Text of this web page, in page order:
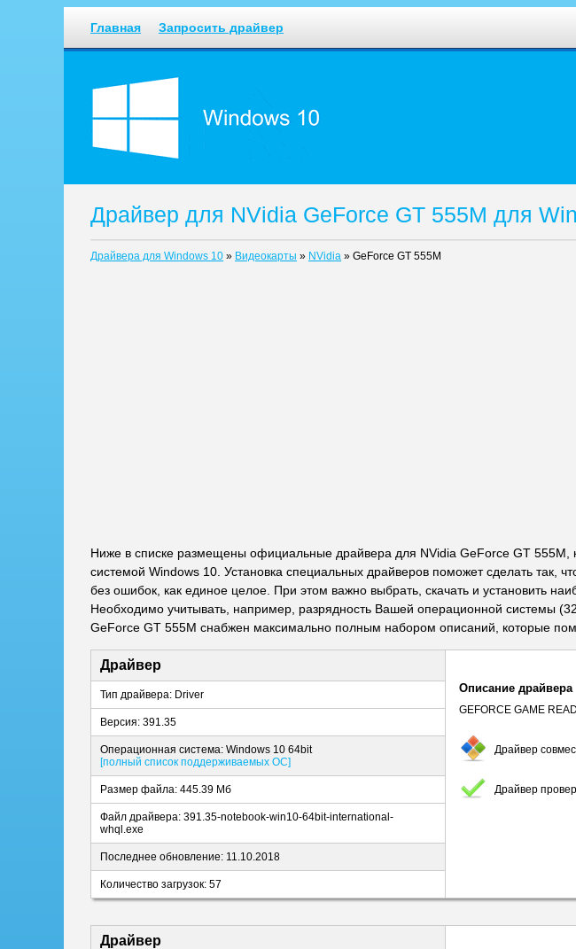
Главная Запросить драйвер
Драйвер для NVidia GeForce GT 555M для
Драйвера для Windows 10 » Видеокарты » NVidia » GeForce GT 555M
Ниже в списке размещены официальные драйвера для NVidia GeForce GT 555M,
системой Windows 10. Установка специальных драйверов поможет сделать так,
без ошибок, как единое целое. При этом важно выбрать, скачать и установить
Необходимо учитывать, например, разрядность Вашей операционной системы
GeForce GT 555M снабжен максимально полным набором описаний, которые
Драйвер
Тип драйвера: Driver
Версия: 391.35
Операционная система: Windows 10 64bit
[полный список поддерживаемых ОС]
Размер файла: 445.39 Мб
Файл драйвера: 391.35-notebook-win10-64bit-international-
whql.exe
Последнее обновление: 11.10.2018
Количество загрузок: 57
Описание драйвера
GEFORCE GAME
Драйвер
Драйвер
Драйвер